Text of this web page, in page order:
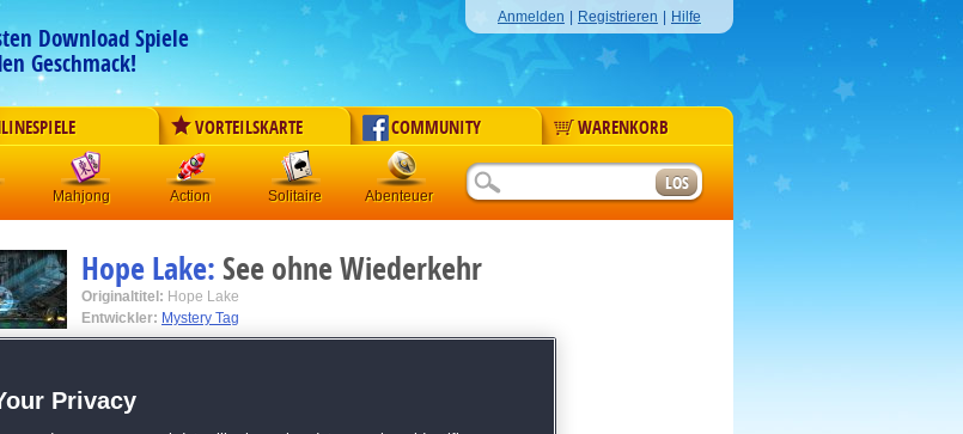
Download Spiele
Geschmack!
Anmelden Registrieren Hilfe
VORTEILSKARTE COMMUNITY WARENKORB
Mahjong Action Solitaire Abenteuer
Hope Lake:See ohne Wiederkehr
Originaltitel: Hope Lake
Entwickler: Mystery Tag
Wimmelbild
Privacy